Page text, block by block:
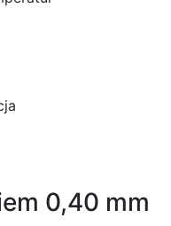
0,40 mm